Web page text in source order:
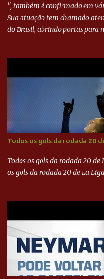
", também é confirmado em
Sua atuação tem chamado
do Brasil, abrindo portas para
Todos os gols da rodada 20
Todos os gols da rodada 20 de
os gols da rodada 20 de La